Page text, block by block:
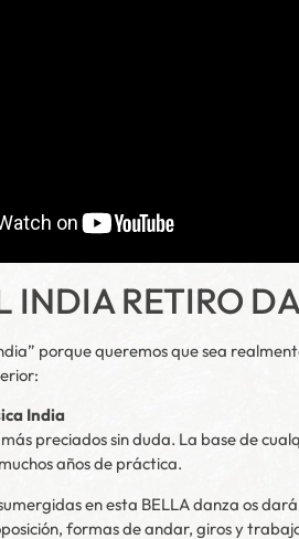
INDIA RETIRO
porque queremos que sea
India
preciados sin duda. La base de
años de práctica.
en esta BELLA danza os
formas de andar, giros y